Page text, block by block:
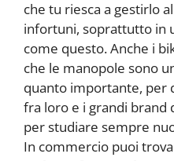
che tu riesca a gestirlo
infortuni, soprattutto in
come questo. Anche i
che le manopole sono
quanto importante, per
fra loro e i grandi
per studiare sempre
In commercio puoi